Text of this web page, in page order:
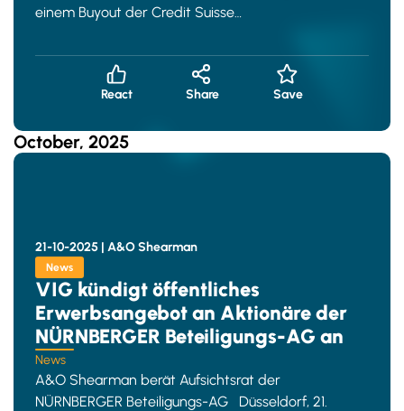
einem Buyout der Credit Suisse
React Share Save
October, 2025
21-10-2025 | A&O Shearman
News
VIG kündigt öffentliches
Erwerbsangebot an Aktionäre der
NÜRNBERGER Beteiligungs-AG an
News
A&O Shearman berät Aufsichtsrat der
NÜRNBERGER Beteiligungs-AG Düsseldorf, 21.